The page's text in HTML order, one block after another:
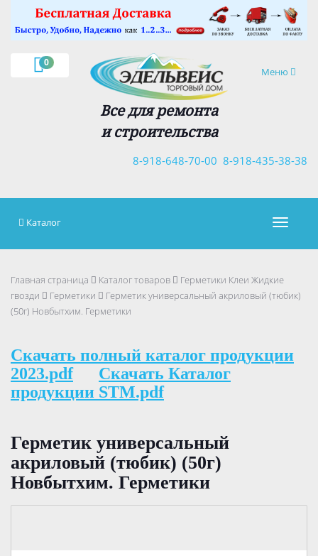
0
Навигация
Меню
Все для ремонта
и строительства
8-918-435-38-38
8-918-648-70-00
×
Каталог
Главная страница Каталог товаров
Герметики Клеи Жидкие
гвозди
Герметики
Герметик универсальный акриловый (тюбик)
(50г) Новбытхим. Герметики
Скачать полный каталог продукции
2023.pdf
Скачать Каталог
продукции STM.pdf
Герметик универсальный
акриловый (тюбик) (50г)
Новбытхим. Герметики